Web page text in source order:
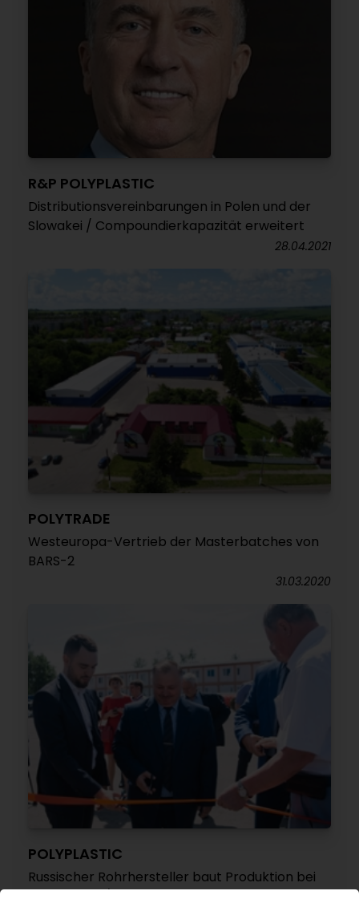
R&P POLYPLASTIC
Distributionsvereinbarungen in Polen und der
Slowakei / Compoundierkapazität erweitert
28.04.2021
POLYTRADE
Westeuropa-Vertrieb der Masterbatches von
BARS-2
31.03.2020
POLYPLASTIC
Russischer Rohrhersteller baut Produktion bei